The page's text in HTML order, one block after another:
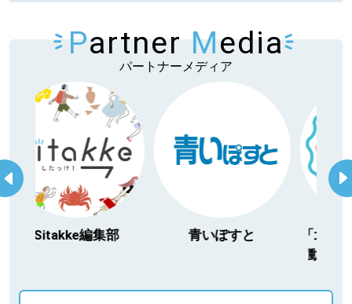
Partner Media
パートナーメディア
編集部 青いぽすと
「北海道３大
動物」プロジ